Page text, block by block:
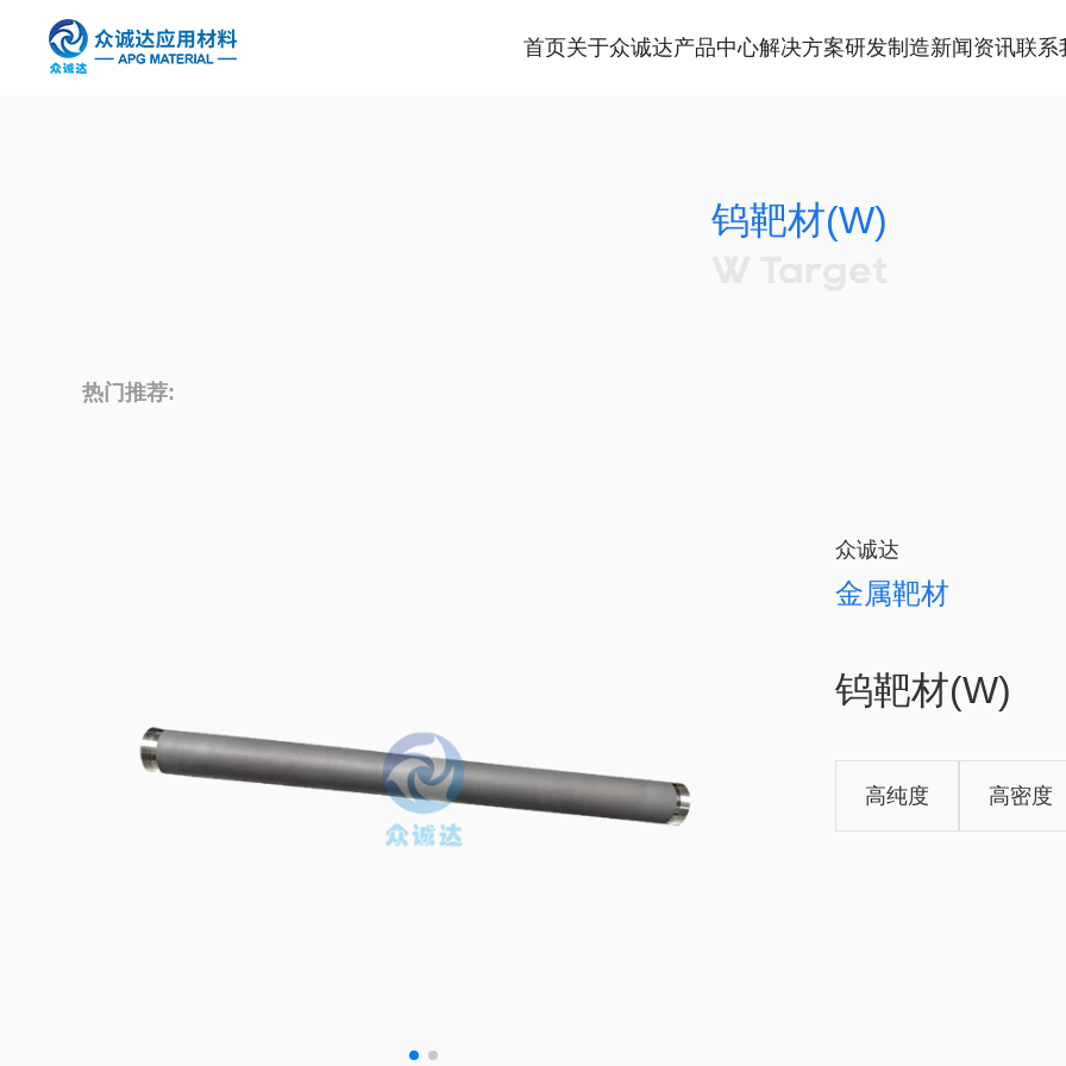
首页关于众诚达产品中心解决方案研发制造新闻资讯联系
钨靶材(W)
热门推荐:
众诚达
金属靶材
钨靶材(W)
高纯度 高密度